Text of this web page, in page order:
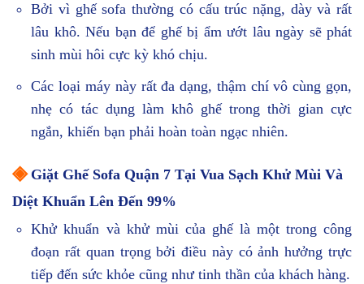
Bởi vì ghế sofa thường có cấu trúc nặng, dày và rất
lâu khô. Nếu bạn để ghế bị ẩm ướt lâu ngày sẽ phát
sinh mùi hôi cực kỳ khó chịu.
Các loại máy này rất đa dạng, thậm chí vô cùng gọn,
nhẹ có tác dụng làm khô ghế trong thời gian cực
ngắn, khiến bạn phải hoàn toàn ngạc nhiên.
◈Giặt Ghế Sofa Quận 7 Tại Vua Sạch Khử Mùi Và
Diệt Khuẩn Lên Đến 99%
Khử khuẩn và khử mùi của ghế là một trong công
đoạn rất quan trọng bởi điều này có ảnh hưởng trực
tiếp đến sức khỏe cũng như tinh thần của khách hàng.